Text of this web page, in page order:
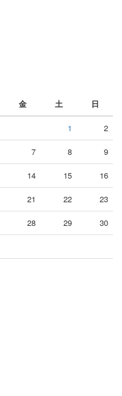
金 土 日
1 2
7 8 9
14 15 16
21 22 23
28 29 30